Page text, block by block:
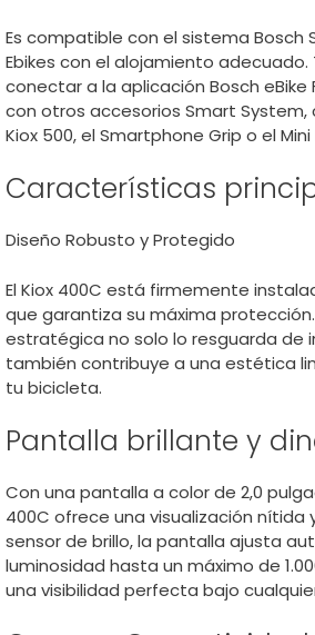
Es compatible con el sistema Bosch
Ebikes con el alojamiento
conectar a la aplicación Bosch eBike
con otros accesorios Smart System,
Kiox 500, el Smartphone Grip o el
Características
Diseño Robusto y Protegido
El Kiox 400C está firmemente
que garantiza su máxima
estratégica no solo lo resguarda de
también contribuye a una estética
tu bicicleta.
Pantalla brillante y
Con una pantalla a color de 2,0
400C ofrece una visualización nítida
sensor de brillo, la pantalla ajusta
luminosidad hasta un máximo de
una visibilidad perfecta bajo